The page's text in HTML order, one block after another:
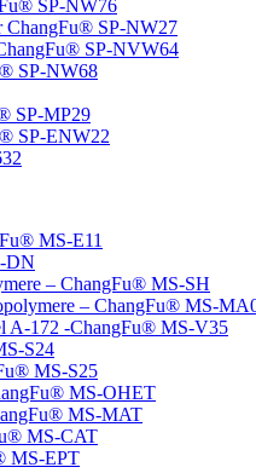
SP-NW76
ChangFu® SP-NW27
SP-NVW64
SP-NW68
SP-MP29
SP-ENW22
MS-E11
DN
– ChangFu® MS-SH
– ChangFu® MS-
A-172 -ChangFu® MS-V35
S24
MS-S25
MS-OHET
MS-MAT
MS-CAT
MS-EPT